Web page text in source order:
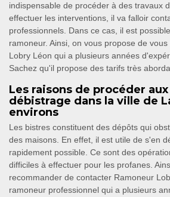
indispensable de procéder à des travaux
effectuer les interventions, il va falloir
professionnels. Dans ce cas, il est
ramoneur. Ainsi, on vous propose de
Lobry Léon qui a plusieurs années
Sachez qu'il propose des tarifs très
Les raisons de procéder
débistrage dans la ville de
environs
Les bistres constituent des dépôts qui
des maisons. En effet, il est utile de s'en
rapidement possible. Ce sont des
difficiles à effectuer pour les profanes.
recommander de contacter Ramoneur
ramoneur professionnel qui a plusieurs